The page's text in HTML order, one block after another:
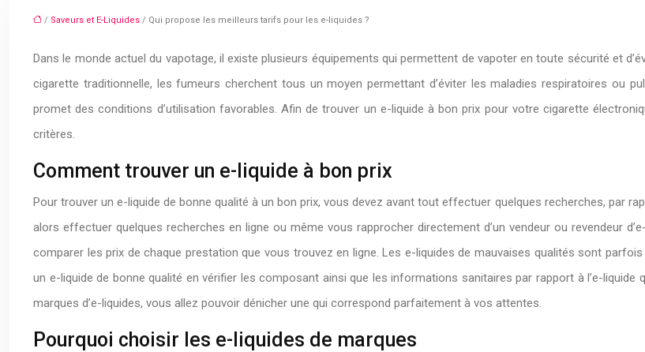
/ Saveurs et E-Liquides / Qui propose les meilleurs tarifs pour les e-liquides ?
Dans le monde actuel du vapotage, il existe plusieurs équipements qui permettent de vapoter en toute sécurité et
cigarette traditionnelle, les fumeurs cherchent tous un moyen permettant d’éviter les maladies respiratoires ou
promet des conditions d’utilisation favorables. Afin de trouver un e-liquide à bon prix pour votre cigarette
critères.
Comment trouver un e-liquide à bon prix
Pour trouver un e-liquide de bonne qualité à un bon prix, vous devez avant tout effectuer quelques recherches, par
alors effectuer quelques recherches en ligne ou même vous rapprocher directement d’un vendeur ou revendeur
comparer les prix de chaque prestation que vous trouvez en ligne. Les e-liquides de mauvaises qualités sont
un e-liquide de bonne qualité en vérifier les composant ainsi que les informations sanitaires par rapport à l’e-
marques d’e-liquides, vous allez pouvoir dénicher une qui correspond parfaitement à vos attentes.
Pourquoi choisir les e-liquides de marques